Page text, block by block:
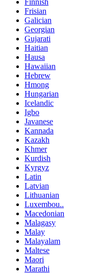
Finnish
Frisian
Galician
Georgian
Gujarati
Haitian
Hausa
Hawaiian
Hebrew
Hmong
Hungarian
Icelandic
Igbo
Javanese
Kannada
Kazakh
Khmer
Kurdish
Kyrgyz
Latin
Latvian
Lithuanian
Luxembou..
Macedonian
Malagasy
Malay
Malayalam
Maltese
Maori
Marathi